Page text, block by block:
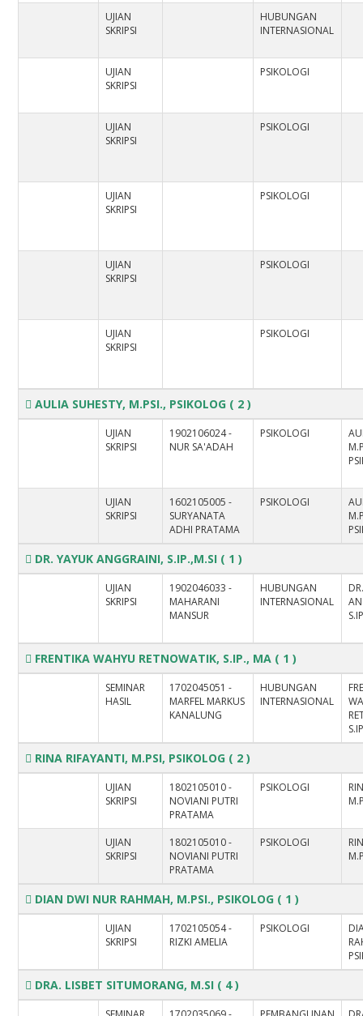
UJIAN
SKRIPSI
HUBUNGAN
INTERNASIONAL
UJIAN
SKRIPSI
PSIKOLOGI
UJIAN
SKRIPSI
PSIKOLOGI
UJIAN
SKRIPSI
PSIKOLOGI
UJIAN
SKRIPSI
PSIKOLOGI
UJIAN
SKRIPSI
PSIKOLOGI
AULIA SUHESTY, M.PSI., PSIKOLOG ( 2 )
UJIAN
SKRIPSI
1902106024 -
NUR SA'ADAH
PSIKOLOGI
UJIAN
SKRIPSI
1602105005 -
SURYANATA
ADHI PRATAMA
PSIKOLOGI
DR. YAYUK ANGGRAINI, S.IP.,M.SI ( 1 )
UJIAN
SKRIPSI
1902046033 -
MAHARANI
MANSUR
HUBUNGAN
INTERNASIONAL
FRENTIKA WAHYU RETNOWATIK, S.IP., MA ( 1 )
SEMINAR
HASIL
1702045051 -
MARFEL MARKUS
KANALUNG
HUBUNGAN
INTERNASIONAL
RINA RIFAYANTI, M.PSI, PSIKOLOG ( 2 )
UJIAN
SKRIPSI
1802105010 -
NOVIANI PUTRI
PRATAMA
PSIKOLOGI
UJIAN
SKRIPSI
1802105010 -
NOVIANI PUTRI
PRATAMA
PSIKOLOGI
DIAN DWI NUR RAHMAH, M.PSI., PSIKOLOG ( 1 )
UJIAN
SKRIPSI
1702105054 -
RIZKI AMELIA
PSIKOLOGI
DRA. LISBET SITUMORANG, M.SI ( 4 )